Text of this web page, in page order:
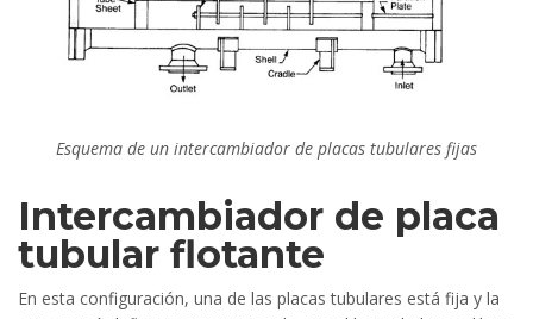
Esquema de un intercambiador de placas tubulares fijas
Intercambiador de placa
tubular flotante
En esta configuración, una de las placas tubulares está fija y la